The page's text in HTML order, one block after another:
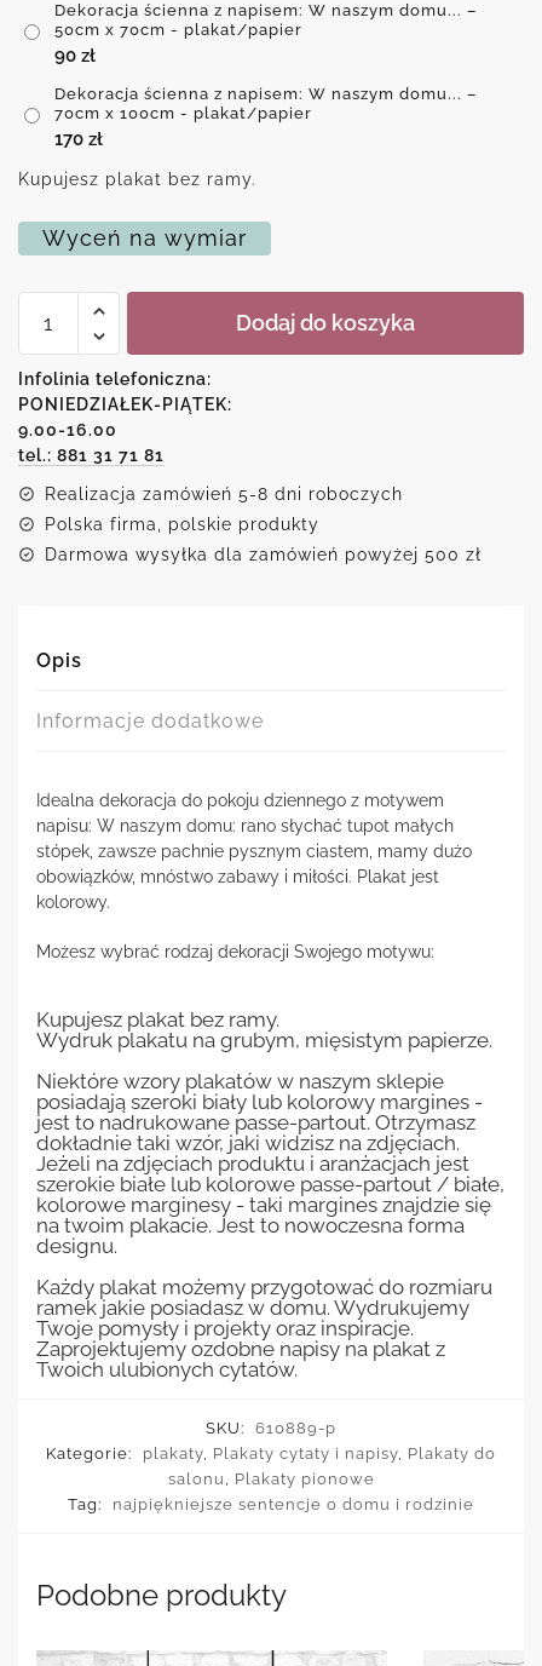
Dekoracja ścienna z napisem: W naszym domu... –
50cm x 70cm - plakat/papier
90 zł
Dekoracja ścienna z napisem: W naszym domu... –
70cm x 100cm - plakat/papier
170 zł
Kupujesz plakat bez ramy.
Wyceń na wymiar
Dekoracja
napisem:
W
naszym
domu...
Dodaj do koszyka
Infolinia telefoniczna:
PONIEDZIAŁEK-PIĄTEK:
9.00-16.00
tel.: 881 31 71 81
Realizacja zamówień 5-8 dni roboczych
Polska firma, polskie produkty
Darmowa wysyłka dla zamówień powyżej 500 zł
Opis
Informacje dodatkowe
Idealna dekoracja do pokoju dziennego z motywem
napisu: W naszym domu: rano słychać tupot małych
stópek, zawsze pachnie pysznym ciastem, mamy dużo
obowiązków, mnóstwo zabawy i miłości. Plakat jest
kolorowy.
Możesz wybrać rodzaj dekoracji Swojego motywu:
Kupujesz plakat bez ramy.
Wydruk plakatu na grubym, mięsistym papierze.
Niektóre wzory plakatów w naszym sklepie
posiadają szeroki biały lub kolorowy margines -
jest to nadrukowane passe-partout. Otrzymasz
dokładnie taki wzór, jaki widzisz na zdjęciach.
Jeżeli na zdjęciach produktu i aranżacjach jest
szerokie białe lub kolorowe passe-partout / białe,
kolorowe marginesy - taki margines znajdzie się
na twoim plakacie. Jest to nowoczesna forma
designu.
Każdy plakat możemy przygotować do rozmiaru
ramek jakie posiadasz w domu. Wydrukujemy
Twoje pomysły i projekty oraz inspiracje.
Zaprojektujemy ozdobne napisy na plakat z
Twoich ulubionych cytatów.
SKU:
610889-p
Kategorie:
plakaty Plakaty cytaty i napisy Plakaty do
salonu
Plakaty pionowe
Tag:
najpiękniejsze sentencje o domu i rodzinie
Podobne produkty